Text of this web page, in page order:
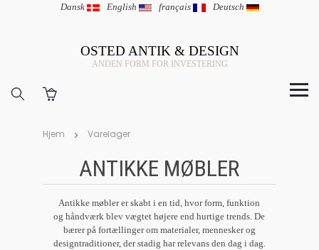
Dansk | English | français | Deutsch
OSTED ANTIK & DESIGN
ANDEN FORM FOR INVESTERING
Hjem Varelager
ANTIKKE MØBLER
Antikke møbler er skabt i en tid, hvor form, funktion
og håndværk blev vægtet højere end hurtige trends. De
bærer på fortællinger om materialer, mennesker og
designtraditioner, der stadig har relevans den dag i dag.